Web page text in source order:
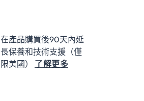
在產品購買後90天內延
長保養和技術支援（僅
限美國） 了解更多